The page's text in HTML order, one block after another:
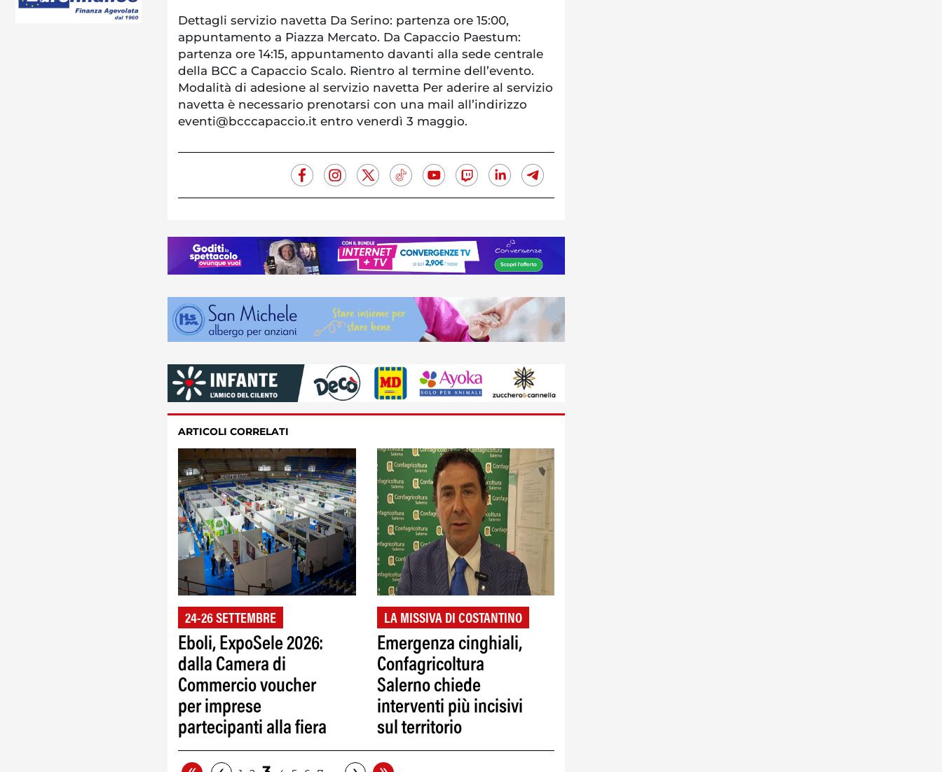
Dettagli servizio navetta Da Serino: partenza ore 15:00,
appuntamento a Piazza Mercato. Da Capaccio Paestum:
partenza ore 14:15, appuntamento davanti alla sede centrale
della BCC a Capaccio Scalo. Rientro al termine dell’evento.
Modalità di adesione al servizio navetta Per aderire al servizio
navetta è necessario prenotarsi con una mail all’indirizzo
eventi@bcccapaccio.it entro venerdì 3 maggio.
ARTICOLI CORRELATI
24-26 SETTEMBRE
Eboli, ExpoSele 2026:
dalla Camera di
Commercio voucher
per imprese
partecipanti alla fiera
LA MISSIVA DI COSTANTINO
Emergenza cinghiali,
Confagricoltura
Salerno chiede
interventi più incisivi
sul territorio